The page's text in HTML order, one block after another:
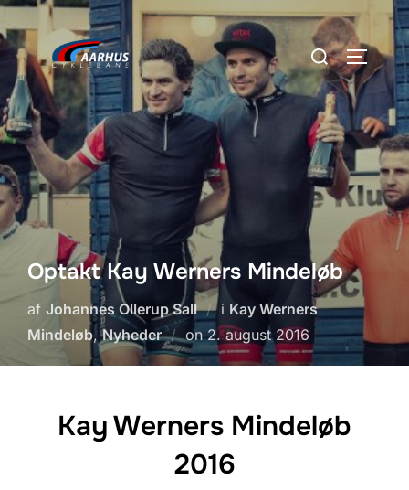
Videre
til
indhold
Søg
efter:
SLÅ
Optakt Kay Werners Mindeløb
af Johannes Ollerup Sall i Kay Werners
Mindeløb,Nyheder onUdgivet
d.
2. august 2016
Kay Werners Mindeløb
2016